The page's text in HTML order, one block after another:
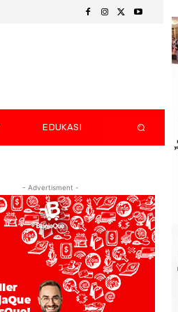
EDUKASI
- Advertisment -